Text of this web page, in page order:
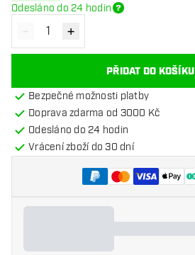
Odesláno do 24 hodin
Snížit množství
- Zvýšit množství
+
PŘIDAT DO KOŠÍKU
Bezpečné možnosti platby
Doprava zdarma od 3000 Kč
Odesláno do 24 hodin
Vrácení zboží do 30 dní